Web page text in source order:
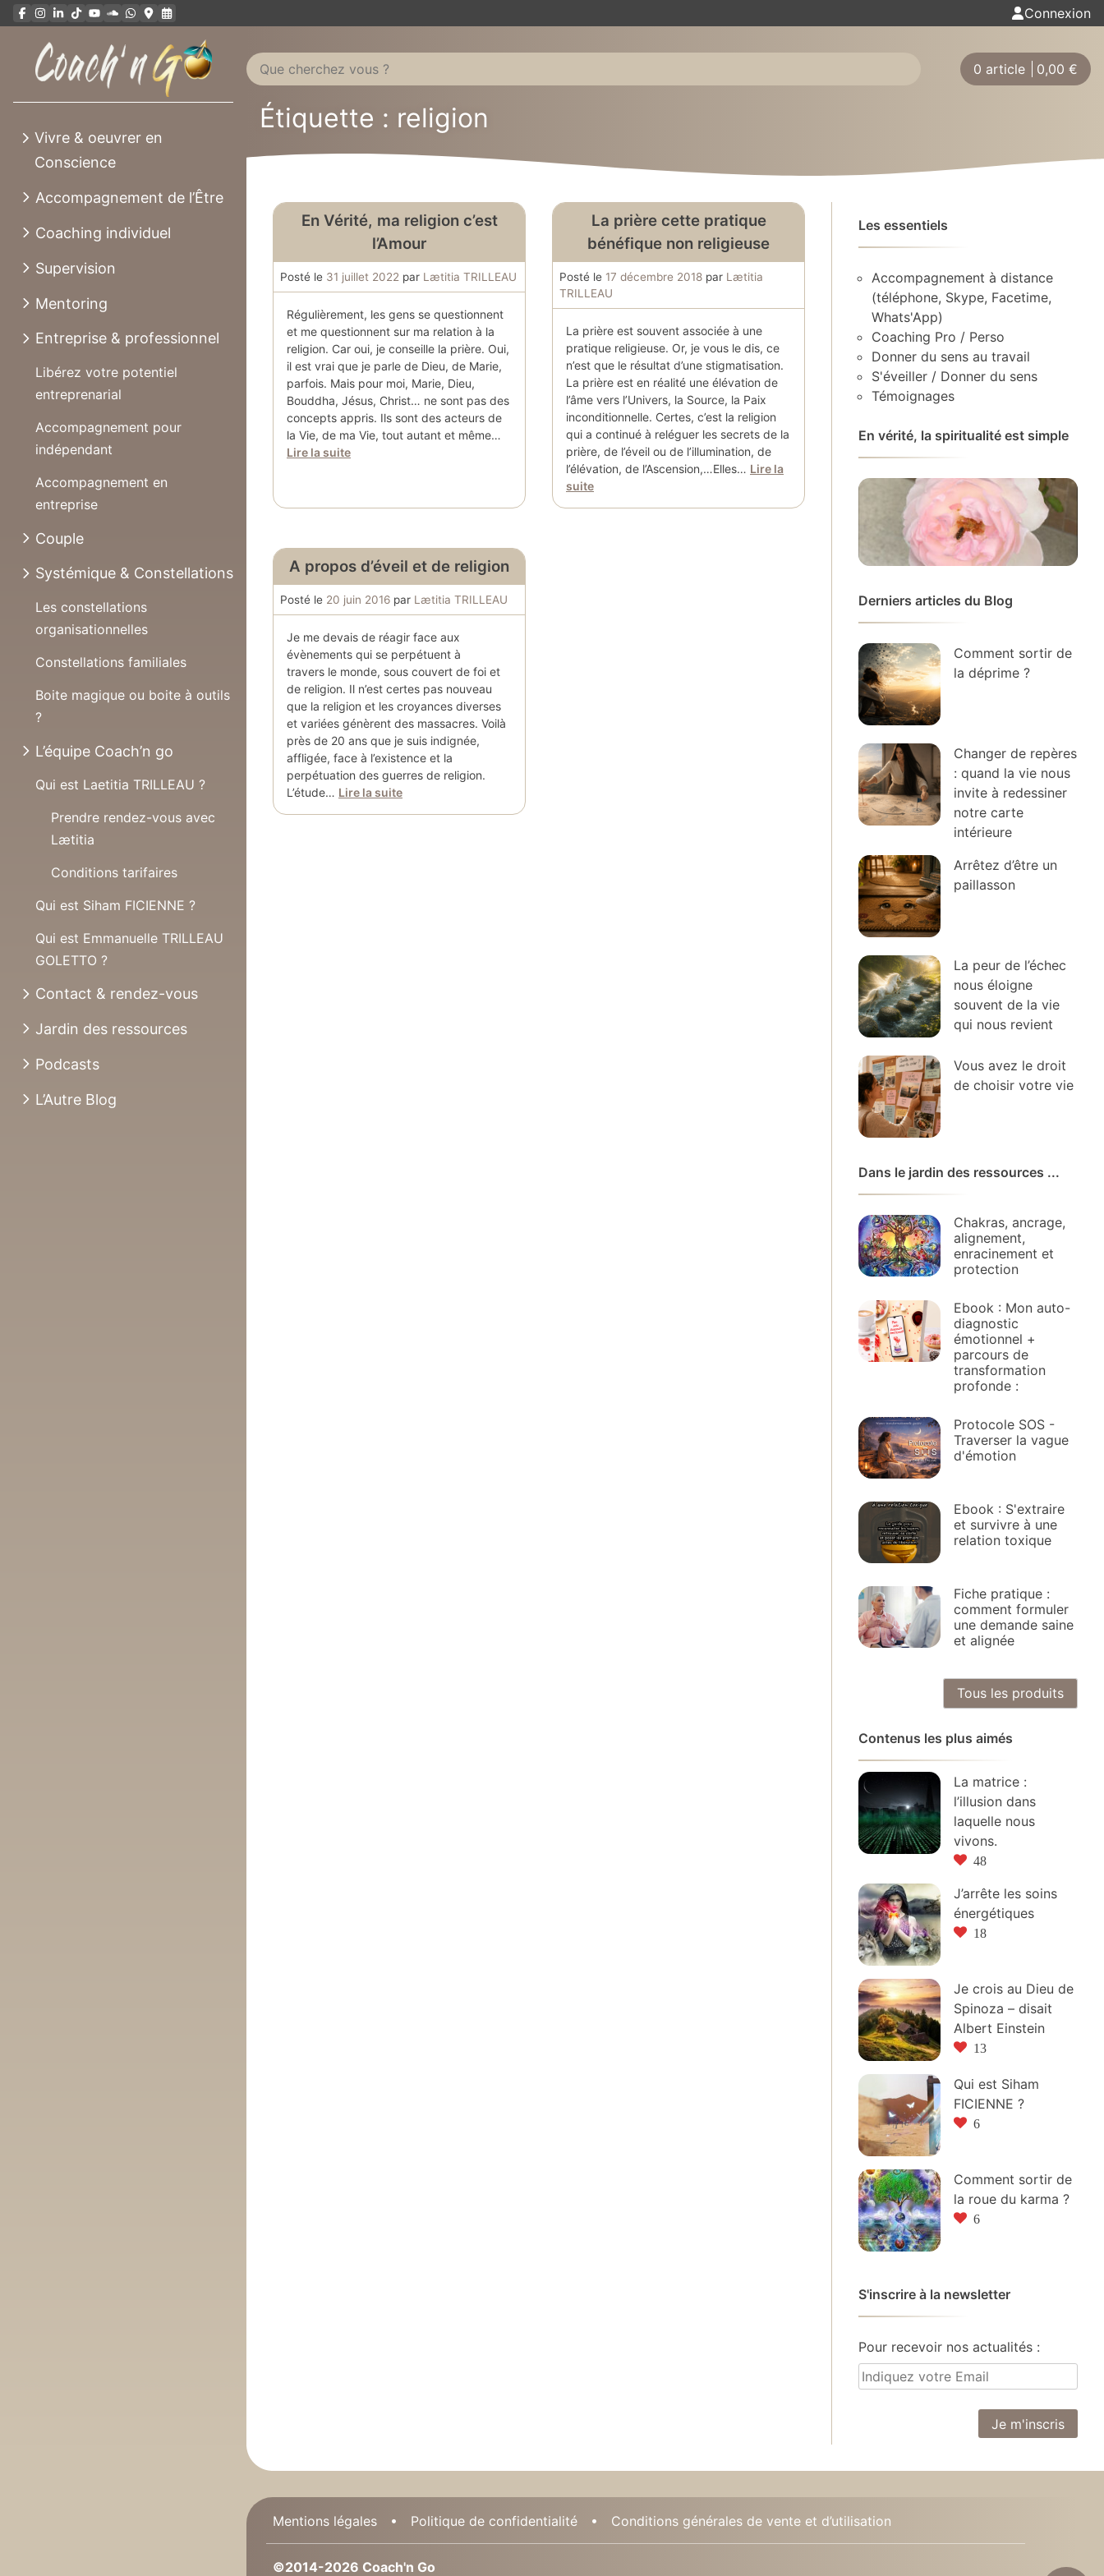
Connexion
contenu
Vivre & oeuvrer en
Conscience
Accompagnement de l’Être
Coaching individuel
Supervision
Mentoring
Entreprise & professionnel
Libérez votre potentiel
entreprenarial
Accompagnement pour
indépendant
Accompagnement en
entreprise
Couple
Systémique & Constellations
Les constellations
organisationnelles
Constellations familiales
Boite magique ou boite à outils
?
L’équipe Coach’n go
Qui est Laetitia TRILLEAU ?
Prendre rendez-vous avec
Lætitia
Conditions tarifaires
Qui est Siham FICIENNE ?
Qui est Emmanuelle TRILLEAU
GOLETTO ?
Contact & rendez-vous
Jardin des ressources
Podcasts
L’Autre Blog
0 article 0,00 €
Étiquette : religion
En Vérité, ma religion c’est
l’Amour
Posté le 31 juillet 2022 par Lætitia TRILLEAU
Régulièrement, les gens se questionnent
et me questionnent sur ma relation à la
religion. Car oui, je conseille la prière. Oui,
il est vrai que je parle de Dieu, de Marie,
parfois. Mais pour moi, Marie, Dieu,
Bouddha, Jésus, Christ… ne sont pas des
concepts appris. Ils sont des acteurs de
la Vie, de ma Vie, tout autant et même…
Lire la suite
La prière cette pratique
bénéfique non religieuse
Posté le 17 décembre 2018 par Lætitia
TRILLEAU
La prière est souvent associée à une
pratique religieuse. Or, je vous le dis, ce
n’est que le résultat d’une stigmatisation.
La prière est en réalité une élévation de
l’âme vers l’Univers, la Source, la Paix
inconditionnelle. Certes, c’est la religion
qui a continué à reléguer les secrets de la
prière, de l’éveil ou de l’illumination, de
l’élévation, de l’Ascension,…Elles… Lire la
suite
A propos d’éveil et de religion
Posté le 20 juin 2016 par Lætitia TRILLEAU
Je me devais de réagir face aux
évènements qui se perpétuent à
travers le monde, sous couvert de foi et
de religion. Il n’est certes pas nouveau
que la religion et les croyances diverses
et variées génèrent des massacres. Voilà
près de 20 ans que je suis indignée,
affligée, face à l’existence et la
perpétuation des guerres de religion.
L’étude… Lire la suite
Les essentiels
Accompagnement à distance
(téléphone, Skype, Facetime,
Whats'App)
Coaching Pro / Perso
Donner du sens au travail
S'éveiller / Donner du sens
Témoignages
En vérité, la spiritualité est simple
Derniers articles du Blog
Comment sortir de
la déprime ?
Changer de repères
: quand la vie nous
invite à redessiner
notre carte
intérieure
Arrêtez d’être un
paillasson
La peur de l’échec
nous éloigne
souvent de la vie
qui nous revient
Vous avez le droit
de choisir votre vie
Dans le jardin des ressources ...
Chakras, ancrage,
alignement,
enracinement et
protection
Ebook : Mon auto-
diagnostic
émotionnel +
parcours de
transformation
profonde :
Protocole SOS -
Traverser la vague
d'émotion
Ebook : S'extraire
et survivre à une
relation toxique
Fiche pratique :
comment formuler
une demande saine
et alignée
Tous les produits
Contenus les plus aimés
La matrice :
l’illusion dans
laquelle nous
vivons.
48
J’arrête les soins
énergétiques
18
Je crois au Dieu de
Spinoza – disait
Albert Einstein
13
Qui est Siham
FICIENNE ?
6
Comment sortir de
la roue du karma ?
6
S'inscrire à la newsletter
Pour recevoir nos actualités :
Mentions légales Politique de confidentialité Conditions générales de vente et d’utilisation
©2014-2026 Coach'n Go